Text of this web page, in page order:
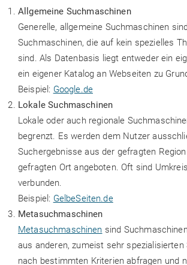
Allgemeine Suchmaschinen
Generelle, allgemeine Suchmaschinen
Suchmaschinen, die auf kein spezielles
sind. Als Datenbasis liegt entweder ein
ein eigener Katalog an Webseiten zu
Beispiel: Google.de
Lokale Suchmaschinen
Lokale oder auch regionale
begrenzt. Es werden dem Nutzer
Suchergebnisse aus der gefragten
gefragten Ort angeboten. Oft sind
verbunden.
Beispiel: GelbeSeiten.de
Metasuchmaschinen
Metasuchmaschinen sind
aus anderen, zumeist sehr
nach bestimmten Kriterien abfragen und